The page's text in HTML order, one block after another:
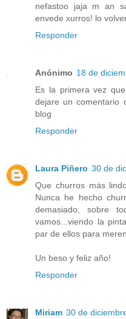
nefastoo jaja m an
envede xurros! lo
Responder
Anónimo 18 de
Es la primera vez
dejare un comentario
blog
Responder
Laura Piñero 30 de
Que churros más
Nunca he hecho
demasiado, sobre
vamos...viendo la
par de ellos para
Un beso y feliz año!
Responder
Miriam 30 de